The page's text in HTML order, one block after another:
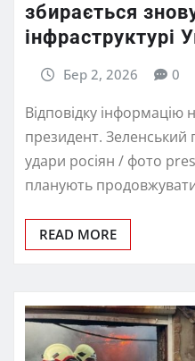
збирається
інфраструктурі
Бер 2, 2026 0
Відповідку інформацію
президент. Зеленський
удари росіян / фото
планують
READ MORE